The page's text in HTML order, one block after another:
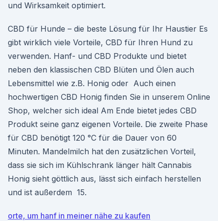
und Wirksamkeit optimiert.
CBD für Hunde – die beste Lösung für Ihr Haustier Es
gibt wirklich viele Vorteile, CBD für Ihren Hund zu
verwenden. Hanf- und CBD Produkte und bietet
neben den klassischen CBD Blüten und Ölen auch
Lebensmittel wie z.B. Honig oder Auch einen
hochwertigen CBD Honig finden Sie in unserem Online
Shop, welcher sich ideal Am Ende bietet jedes CBD
Produkt seine ganz eigenen Vorteile. Die zweite Phase
für CBD benötigt 120 °C für die Dauer von 60
Minuten. Mandelmilch hat den zusätzlichen Vorteil,
dass sie sich im Kühlschrank länger hält Cannabis
Honig sieht göttlich aus, lässt sich einfach herstellen
und ist außerdem 15.
orte, um hanf in meiner nähe zu kaufen